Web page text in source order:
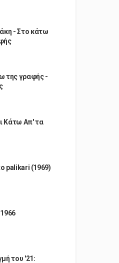
- Στο κάτω
της γραφής -
Κάτω Απ' τα
palikari (1969)
του '21: